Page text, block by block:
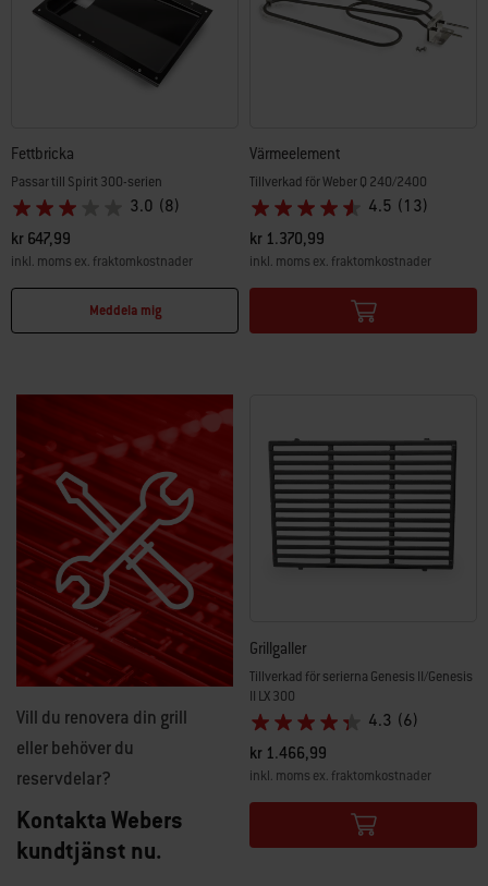
Fettbricka
Passar till Spirit 300-serien
3.0 (8)
kr 647,99
inkl. moms ex. fraktomkostnader
Color Options
Meddela mig
Värmeelement
Tillverkad för Weber Q 240/2400
4.5 (13)
kr 1.370,99
inkl. moms ex. fraktomkostnader
Color Options
Vill du renovera din grill
eller behöver du
reservdelar?
Kontakta Webers
kundtjänst nu.
Grillgaller
Tillverkad för serierna Genesis II/Genesis
II LX 300
4.3 (6)
kr 1.466,99
inkl. moms ex. fraktomkostnader
Color Options